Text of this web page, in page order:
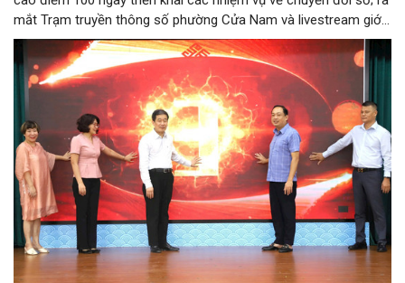
mắt Trạm truyền thông số phường Cửa Nam và livestream giới
thiệu các sản phẩm du lịch gắn với di sản, văn hóa kiến trúc
trên địa bàn.